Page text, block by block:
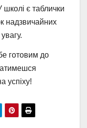
школі є таблички
надзвичайних
готовим до
успіху!